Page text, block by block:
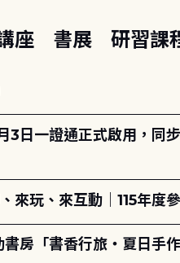
座 書展 研習課
3日一證通正式啟用，
來玩、來互動｜115年度
書房「書香行旅・夏日